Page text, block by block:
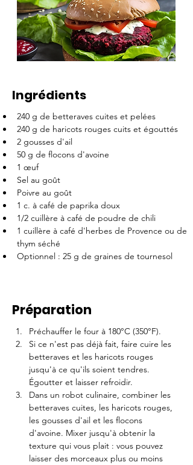
Ingrédients
240 g de betteraves cuites et pelées
240 g de haricots rouges cuits et égouttés
2 gousses d'ail
50 g de flocons d'avoine
1 œuf
Sel au goût
Poivre au goût
1 c. à café de paprika doux
1/2 cuillère à café de poudre de chili
1 cuillère à café d'herbes de Provence ou de
thym séché
Optionnel : 25 g de graines de tournesol
Préparation
Préchauffer le four à 180°C (350°F).
Si ce n'est pas déjà fait, faire cuire les
betteraves et les haricots rouges
jusqu'à ce qu'ils soient tendres.
Égoutter et laisser refroidir.
Dans un robot culinaire, combiner les
betteraves cuites, les haricots rouges,
les gousses d'ail et les flocons
d'avoine. Mixer jusqu'à obtenir la
texture qui vous plait : vous pouvez
laisser des morceaux plus ou moins